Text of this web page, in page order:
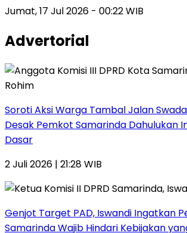
Jumat, 17 Jul 2026 - 00:22 WIB
Advertorial
Soroti Aksi Warga Tambal Jalan
Desak Pemkot Samarinda Dahulukan
Dasar
2 Juli 2026 | 21:28 WIB
Genjot Target PAD, Iswandi Ingatkan
Samarinda Wajib Hindari Kebijakan